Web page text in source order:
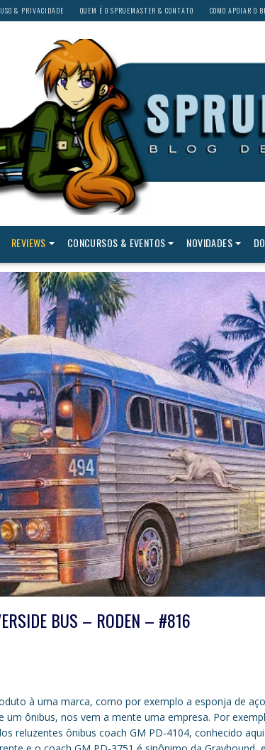
& PRIVACIDADE QUEM É O SPRUEMASTER & CONTATO COMO APOIAR O
REVIEWS CONCURSOS & EVENTOS NOVIDADES
BUS – RODEN – #816
à uma marca, como por exemplo a esponja de
um ônibus, nos vem a mente uma empresa. Por
reluzentes ônibus coach GM PD-4104, conhecido